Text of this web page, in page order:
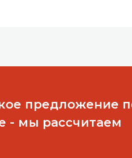
предложение
- мы рассчитаем